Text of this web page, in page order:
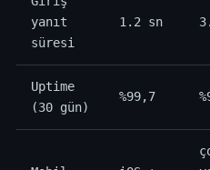
yanıt
süresi
1.2 sn
Uptime
(30 gün)
%99,7